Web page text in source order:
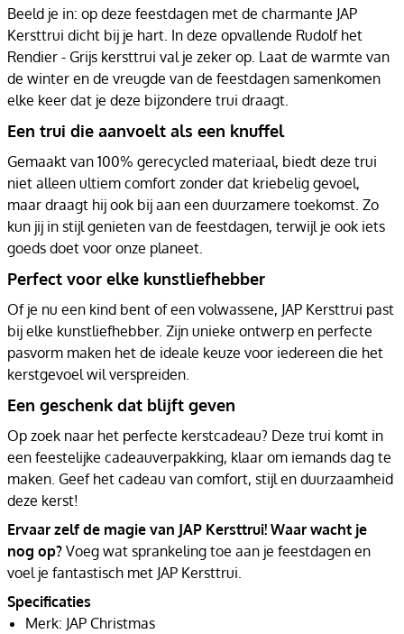
Beeld je in: op deze feestdagen met de charmante JAP
Kersttrui dicht bij je hart. In deze opvallende Rudolf het
Rendier - Grijs kersttrui val je zeker op. Laat de warmte van
de winter en de vreugde van de feestdagen samenkomen
elke keer dat je deze bijzondere trui draagt.
Een trui die aanvoelt als een knuffel
Gemaakt van 100% gerecycled materiaal, biedt deze trui
niet alleen ultiem comfort zonder dat kriebelig gevoel,
maar draagt hij ook bij aan een duurzamere toekomst. Zo
kun jij in stijl genieten van de feestdagen, terwijl je ook iets
goeds doet voor onze planeet.
Perfect voor elke kunstliefhebber
Of je nu een kind bent of een volwassene, JAP Kersttrui past
bij elke kunstliefhebber. Zijn unieke ontwerp en perfecte
pasvorm maken het de ideale keuze voor iedereen die het
kerstgevoel wil verspreiden.
Een geschenk dat blijft geven
Op zoek naar het perfecte kerstcadeau? Deze trui komt in
een feestelijke cadeauverpakking, klaar om iemands dag te
maken. Geef het cadeau van comfort, stijl en duurzaamheid
deze kerst!
Ervaar zelf de magie van JAP Kersttrui! Waar wacht je
nog op? Voeg wat sprankeling toe aan je feestdagen en
voel je fantastisch met JAP Kersttrui.
Specificaties
Merk: JAP Christmas